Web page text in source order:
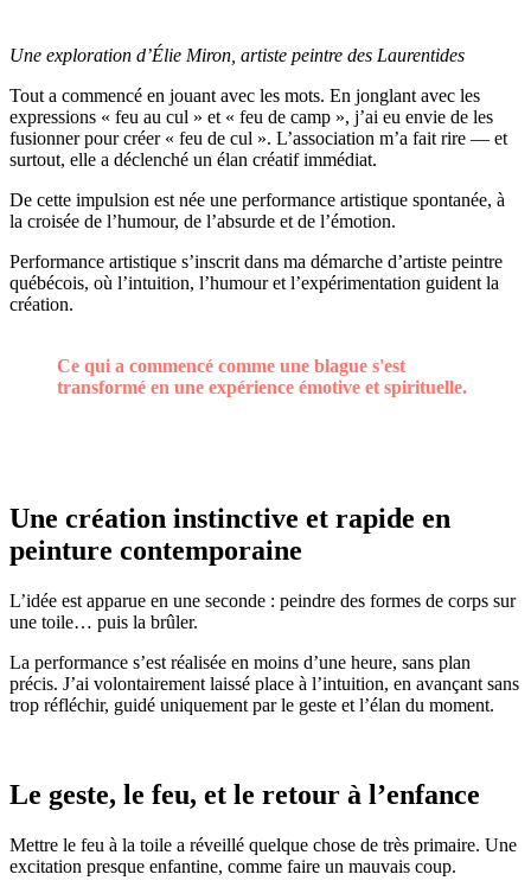
Une exploration d’Élie Miron, artiste peintre des Laurentides
Tout a commencé en jouant avec les mots. En jonglant avec les
expressions « feu au cul » et « feu de camp », j’ai eu envie de les
fusionner pour créer « feu de cul ». L’association m’a fait rire — et
surtout, elle a déclenché un élan créatif immédiat.
De cette impulsion est née une performance artistique spontanée, à
la croisée de l’humour, de l’absurde et de l’émotion.
Performance artistique s’inscrit dans ma démarche d’artiste peintre
québécois, où l’intuition, l’humour et l’expérimentation guident la
création.
Ce qui a commencé comme une blague s'est
transformé en une expérience émotive et spirituelle.
Une création instinctive et rapide en
peinture contemporaine
L’idée est apparue en une seconde : peindre des formes de corps sur
une toile… puis la brûler.
La performance s’est réalisée en moins d’une heure, sans plan
précis. J’ai volontairement laissé place à l’intuition, en avançant sans
trop réfléchir, guidé uniquement par le geste et l’élan du moment.
Le geste, le feu, et le retour à l’enfance
Mettre le feu à la toile a réveillé quelque chose de très primaire. Une
excitation presque enfantine, comme faire un mauvais coup.